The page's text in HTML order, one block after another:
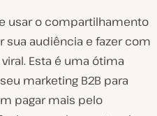
usar o compartilhamento
sua audiência e fazer com
Esta é uma ótima
marketing B2B para
pagar mais pelo